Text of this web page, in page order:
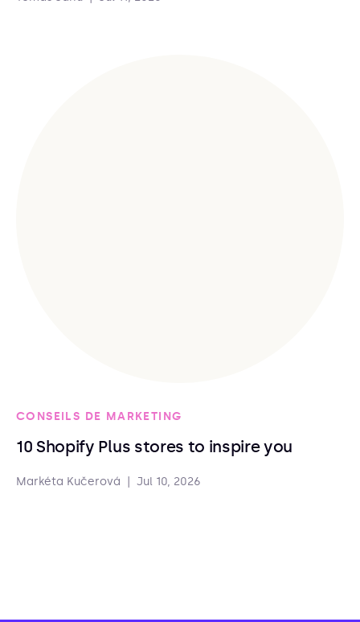
CONSEILS DE MARKETING
10 Shopify Plus stores to inspire you
Markéta Kučerová Jul 10, 2026